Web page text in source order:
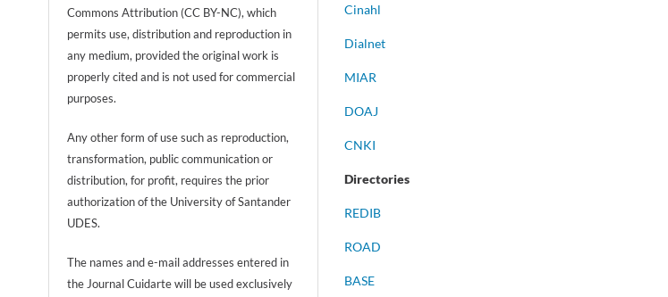
Commons Attribution (CC BY-NC), which
permits use, distribution and reproduction in
any medium, provided the original work is
properly cited and is not used for commercial
purposes.
Any other form of use such as reproduction,
transformation, public communication or
distribution, for profit, requires the prior
authorization of the University of Santander
UDES.
The names and e-mail addresses entered in
the Journal Cuidarte will be used exclusively
Cinahl
Dialnet
MIAR
DOAJ
CNKI
Directories
REDIB
ROAD
BASE